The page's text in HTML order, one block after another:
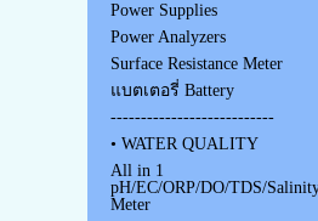
Power Supplies
Power Analyzers
Surface Resistance Meter
แบตเตอรี่ Battery
---------------------------
• WATER QUALITY
All in 1
pH/EC/ORP/DO/TDS/
Meter